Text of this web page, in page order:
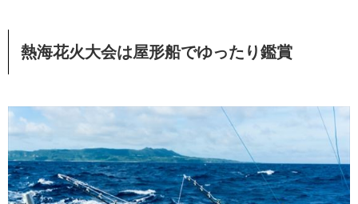
熱海花火大会は屋形船でゆったり鑑賞